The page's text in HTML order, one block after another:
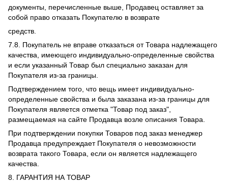
документы, перечисленные выше, Продавец оставляет за
собой право отказать Покупателю в возврате
средств.
7.8. Покупатель не вправе отказаться от Товара надлежащего
качества, имеющего индивидуально-определенные свойства
и если указанный Товар был специально заказан для
Покупателя из-за границы.
Подтверждением того, что вещь имеет индивидуально-
определенные свойства и была заказана из-за границы для
Покупателя является отметка "Товар под заказ",
размещаемая на сайте Продавца возле описания Товара.
При подтверждении покупки Товаров под заказ менеджер
Продавца предупреждает Покупателя о невозможности
возврата такого Товара, если он является надлежащего
качества.
8. ГАРАНТИЯ НА ТОВАР